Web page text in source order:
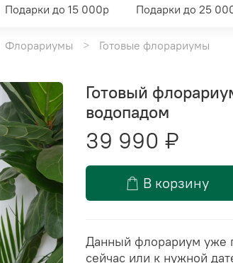
Подарки до 15 000р Подарки до 25
Флорариумы Готовые флорариумы
Готовый
водопадом
39 990 ₽
В корзину
Данный флорариум уже
сейчас или к нужной